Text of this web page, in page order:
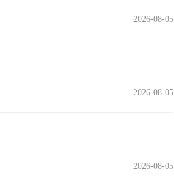
2026-08-05
2026-08-05
2026-08-05